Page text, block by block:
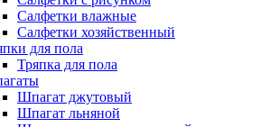
Салфетки влажные
Салфетки хозяйственный
для пола
Тряпка для пола
Шпагат джутовый
Шпагат льняной